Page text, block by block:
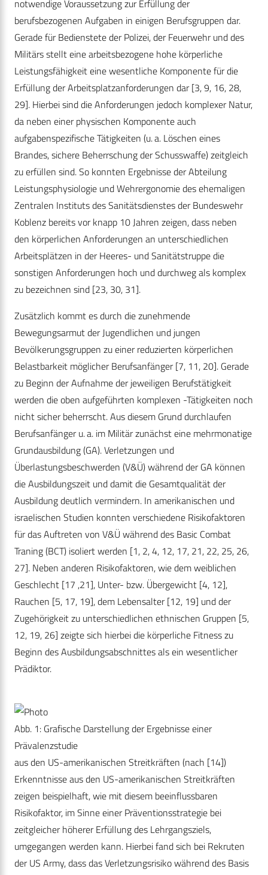
notwendige Voraussetzung zur Erfüllung der
berufsbezogenen Aufgaben in einigen Berufsgruppen dar.
Gerade für Bedienstete der Polizei, der Feuerwehr und des
Militärs stellt eine arbeitsbezogene hohe körperliche
Leistungsfähigkeit eine wesentliche Komponente für die
Erfüllung der Arbeitsplatzanforderungen dar [3, 9, 16, 28,
29]. Hierbei sind die Anforderungen jedoch komplexer Natur,
da neben einer physischen Komponente auch
aufgabenspezifische Tätigkeiten (u. a. Löschen eines
Brandes, sichere Beherrschung der Schusswaffe) zeitgleich
zu erfüllen sind. So konnten Ergebnisse der Abteilung
Leistungsphysiologie und Wehrergonomie des ehemaligen
Zentralen Instituts des Sanitätsdienstes der Bundeswehr
Koblenz bereits vor knapp 10 Jahren zeigen, dass neben
den körperlichen Anforderungen an unterschiedlichen
Arbeitsplätzen in der Heeres- und Sanitätstruppe die
sonstigen Anforderungen hoch und durchweg als komplex
zu bezeichnen sind [23, 30, 31].
Zusätzlich kommt es durch die zunehmende
Bewegungsarmut der Jugendlichen und jungen
Bevölkerungsgruppen zu einer reduzierten körperlichen
Belastbarkeit möglicher Berufsanfänger [7, 11, 20]. Gerade
zu Beginn der Aufnahme der jeweiligen Berufstätigkeit
werden die oben aufgeführten komplexen -Tätigkeiten noch
nicht sicher beherrscht. Aus diesem Grund durchlaufen
Berufsanfänger u. a. im Militär zunächst eine mehrmonatige
Grundausbildung (GA). Verletzungen und
Überlastungsbeschwerden (V&Ü) während der GA können
die Ausbildungszeit und damit die Gesamtqualität der
Ausbildung deutlich vermindern. In amerikanischen und
israelischen Studien konnten verschiedene Risikofaktoren
für das Auftreten von V&Ü während des Basic Combat
Traning (BCT) isoliert werden [1, 2, 4, 12, 17, 21, 22, 25, 26,
27]. Neben anderen Risikofaktoren, wie dem weiblichen
Geschlecht [17 ,21], Unter- bzw. Übergewicht [4, 12],
Rauchen [5, 17, 19], dem Lebensalter [12, 19] und der
Zugehörigkeit zu unterschiedlichen ethnischen Gruppen [5,
12, 19, 26] zeigte sich hierbei die körperliche Fitness zu
Beginn des Ausbildungsabschnittes als ein wesentlicher
Prädiktor.
Abb. 1: Grafische Darstellung der Ergebnisse einer
Prävalenzstudie
aus den US-amerikanischen Streitkräften (nach [14])
Erkenntnisse aus den US-amerikanischen Streitkräften
zeigen beispielhaft, wie mit diesem beeinflussbaren
Risikofaktor, im Sinne einer Präventionsstrategie bei
zeitgleicher höherer Erfüllung des Lehrgangsziels,
umgegangen werden kann. Hierbei fand sich bei Rekruten
der US Army, dass das Verletzungsrisiko während des Basis